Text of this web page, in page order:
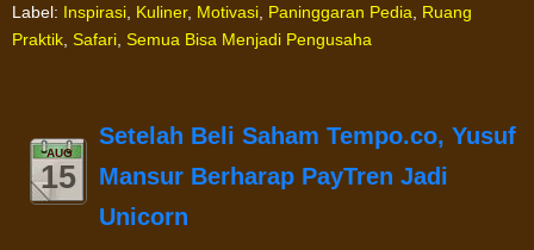
Label: Inspirasi Kuliner, Motivasi Paninggaran Pedia
Ruang
Praktik Safari Semua Bisa Menjadi Pengusaha
AUG
15
Setelah Beli Saham Tempo.co, Yusuf
Mansur Berharap PayTren Jadi
Unicorn